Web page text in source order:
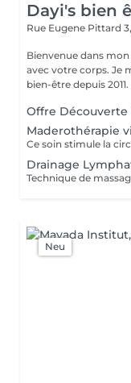
Dayi's bien
Rue Eugene Pittard 3,
Bienvenue dans
avec votre corps. Je m'appelle Dayana, et j'accompagne votre
bien-être depuis 2011.
Offre
Maderothérapie
Drainage
Neu